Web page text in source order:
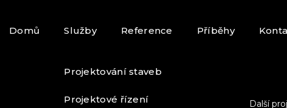
Domů Služby
Projektování staveb
Projektové řízení
Reference Příběhy
Další